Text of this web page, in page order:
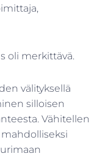
oli merkittävä.
välityksellä
silloisen
Vähitellen